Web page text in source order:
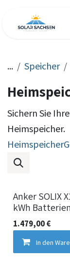
... Speicher
Sichern Sie
Heimspeicher.
Heimspeicher
Anker SOLIX
kWh
1.479,00€
In den